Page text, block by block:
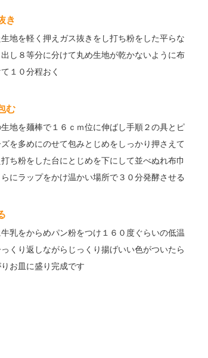
き
地を軽く押えガス抜きをし打ち粉をした平らな
し８等分に分けて丸め生地が乾かないように布
１０分程おく
む
地を麺棒で１６ｃｍ位に伸ばし手順２の具とピ
を多めにのせて包みとじめをしっかり押さえて
ち粉をした台にとじめを下にして並べぬれ布巾
にラップをかけ温かい場所で３０分発酵させる
乳をからめパン粉をつけ１６０度ぐらいの低温
くり返しながらじっくり揚げいい色がついたら
お皿に盛り完成です